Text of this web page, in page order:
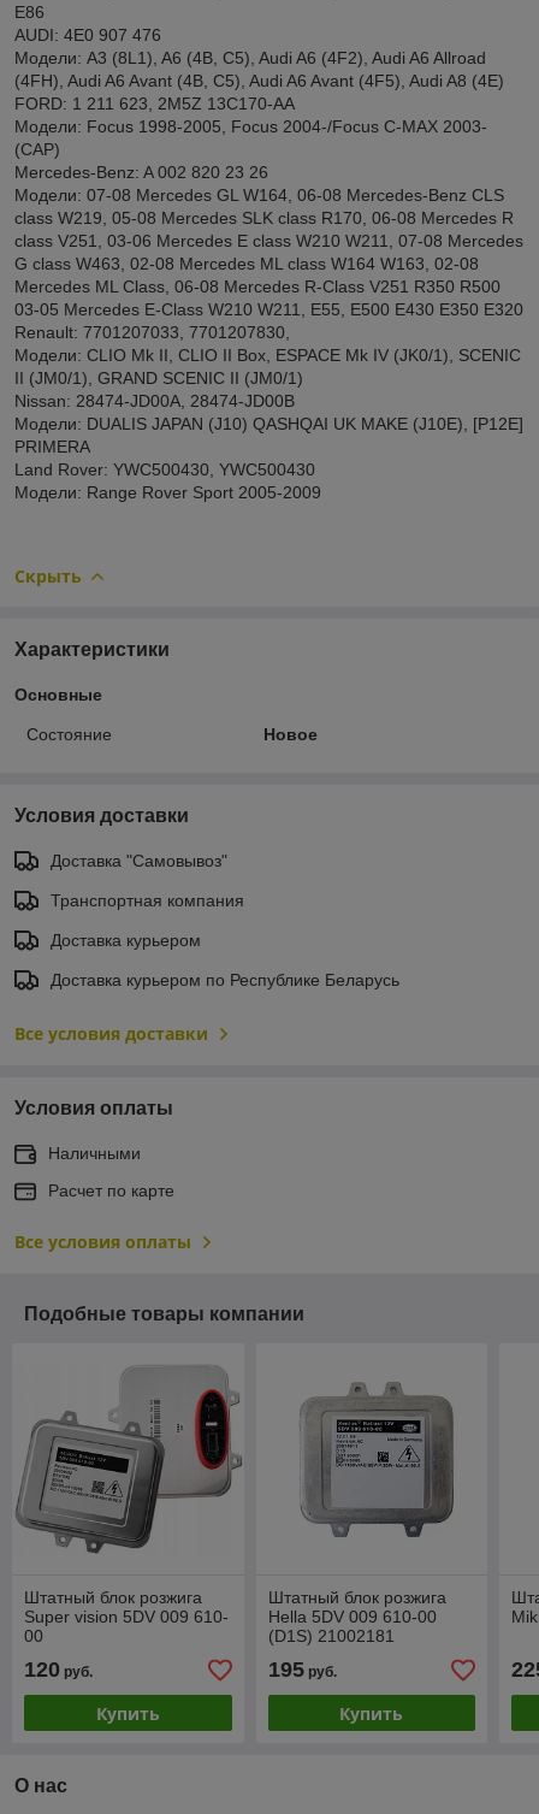
E86
AUDI: 4E0 907 476
Модели: A3 (8L1), A6 (4B, C5), Audi A6 (4F2), Audi A6 Allroad
(4FH), Audi A6 Avant (4B, C5), Audi A6 Avant (4F5), Audi A8 (4E)
FORD: 1 211 623, 2M5Z 13C170-AA
Модели: Focus 1998-2005, Focus 2004-/Focus C-MAX 2003-
(CAP)
Mercedes-Benz: A 002 820 23 26
Модели: 07-08 Mercedes GL W164, 06-08 Mercedes-Benz CLS
class W219, 05-08 Mercedes SLK class R170, 06-08 Mercedes R
class V251, 03-06 Mercedes E class W210 W211, 07-08 Mercedes
G class W463, 02-08 Mercedes ML class W164 W163, 02-08
Mercedes ML Class, 06-08 Mercedes R-Class V251 R350 R500
03-05 Mercedes E-Class W210 W211, E55, E500 E430 E350 E320
Renault: 7701207033, 7701207830,
Модели: CLIO Mk II, CLIO II Box, ESPACE Mk IV (JK0/1), SCENIC
II (JM0/1), GRAND SCENIC II (JM0/1)
Nissan: 28474-JD00A, 28474-JD00B
Модели: DUALIS JAPAN (J10) QASHQAI UK MAKE (J10E), [P12E]
PRIMERA
Land Rover: YWC500430, YWC500430
Модели: Range Rover Sport 2005-2009
Скрыть
Характеристики
Основные
Состояние Новое
Условия доставки
Доставка "Самовывоз"
Транспортная компания
Доставка курьером
Доставка курьером по Республике Беларусь
Все условия доставки
Условия оплаты
Наличными
Расчет по карте
Все условия оплаты
Подобные товары компании
Штатный блок розжига
Super vision 5DV 009 610-
00
120 руб.
Купить
Штатный блок розжига
Hella 5DV 009 610-00
(D1S) 21002181
195руб.
Купить
О нас